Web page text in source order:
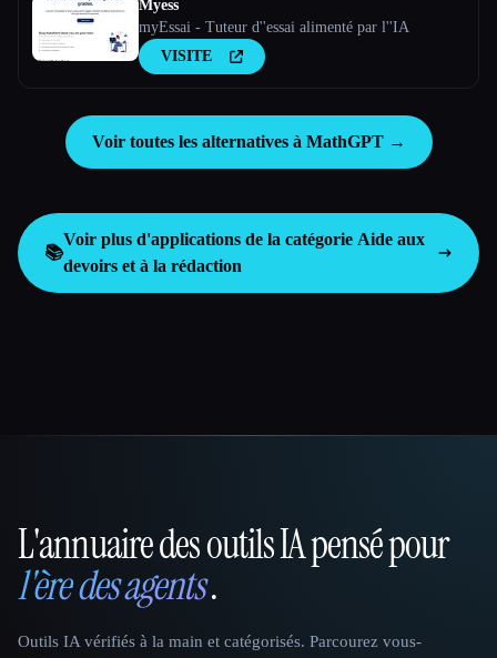
Myess
myEssai - Tuteur d''essai alimenté par l''IA
VISITE
Voir toutes les alternatives à MathGPT →
📚
Voir plus d'applications de la catégorie Aide aux
devoirs et à la rédaction
That AI Collection
L'annuaire des outils IA pensé pour
l'ère des agents.
Outils IA vérifiés à la main et catégorisés. Parcourez vous-